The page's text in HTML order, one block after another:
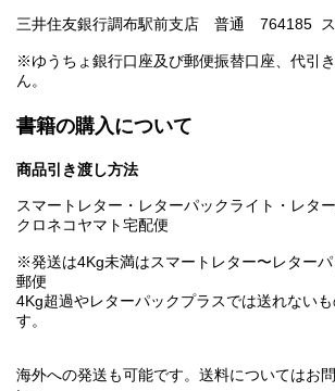
三井住友銀行調布駅前支店 普通 764185
※ゆうちょ銀行口座及び郵便振替口座、代引
ん。
書籍の購入について
商品引き渡し方法
スマートレター・レターパックライト・レタ
クロネコヤマト宅配便
※発送は4Kg未満はスマートレター〜レター
郵便
4Kg超過やレターパックプラスでは送れない
す。
海外への発送も可能です。送料についてはお